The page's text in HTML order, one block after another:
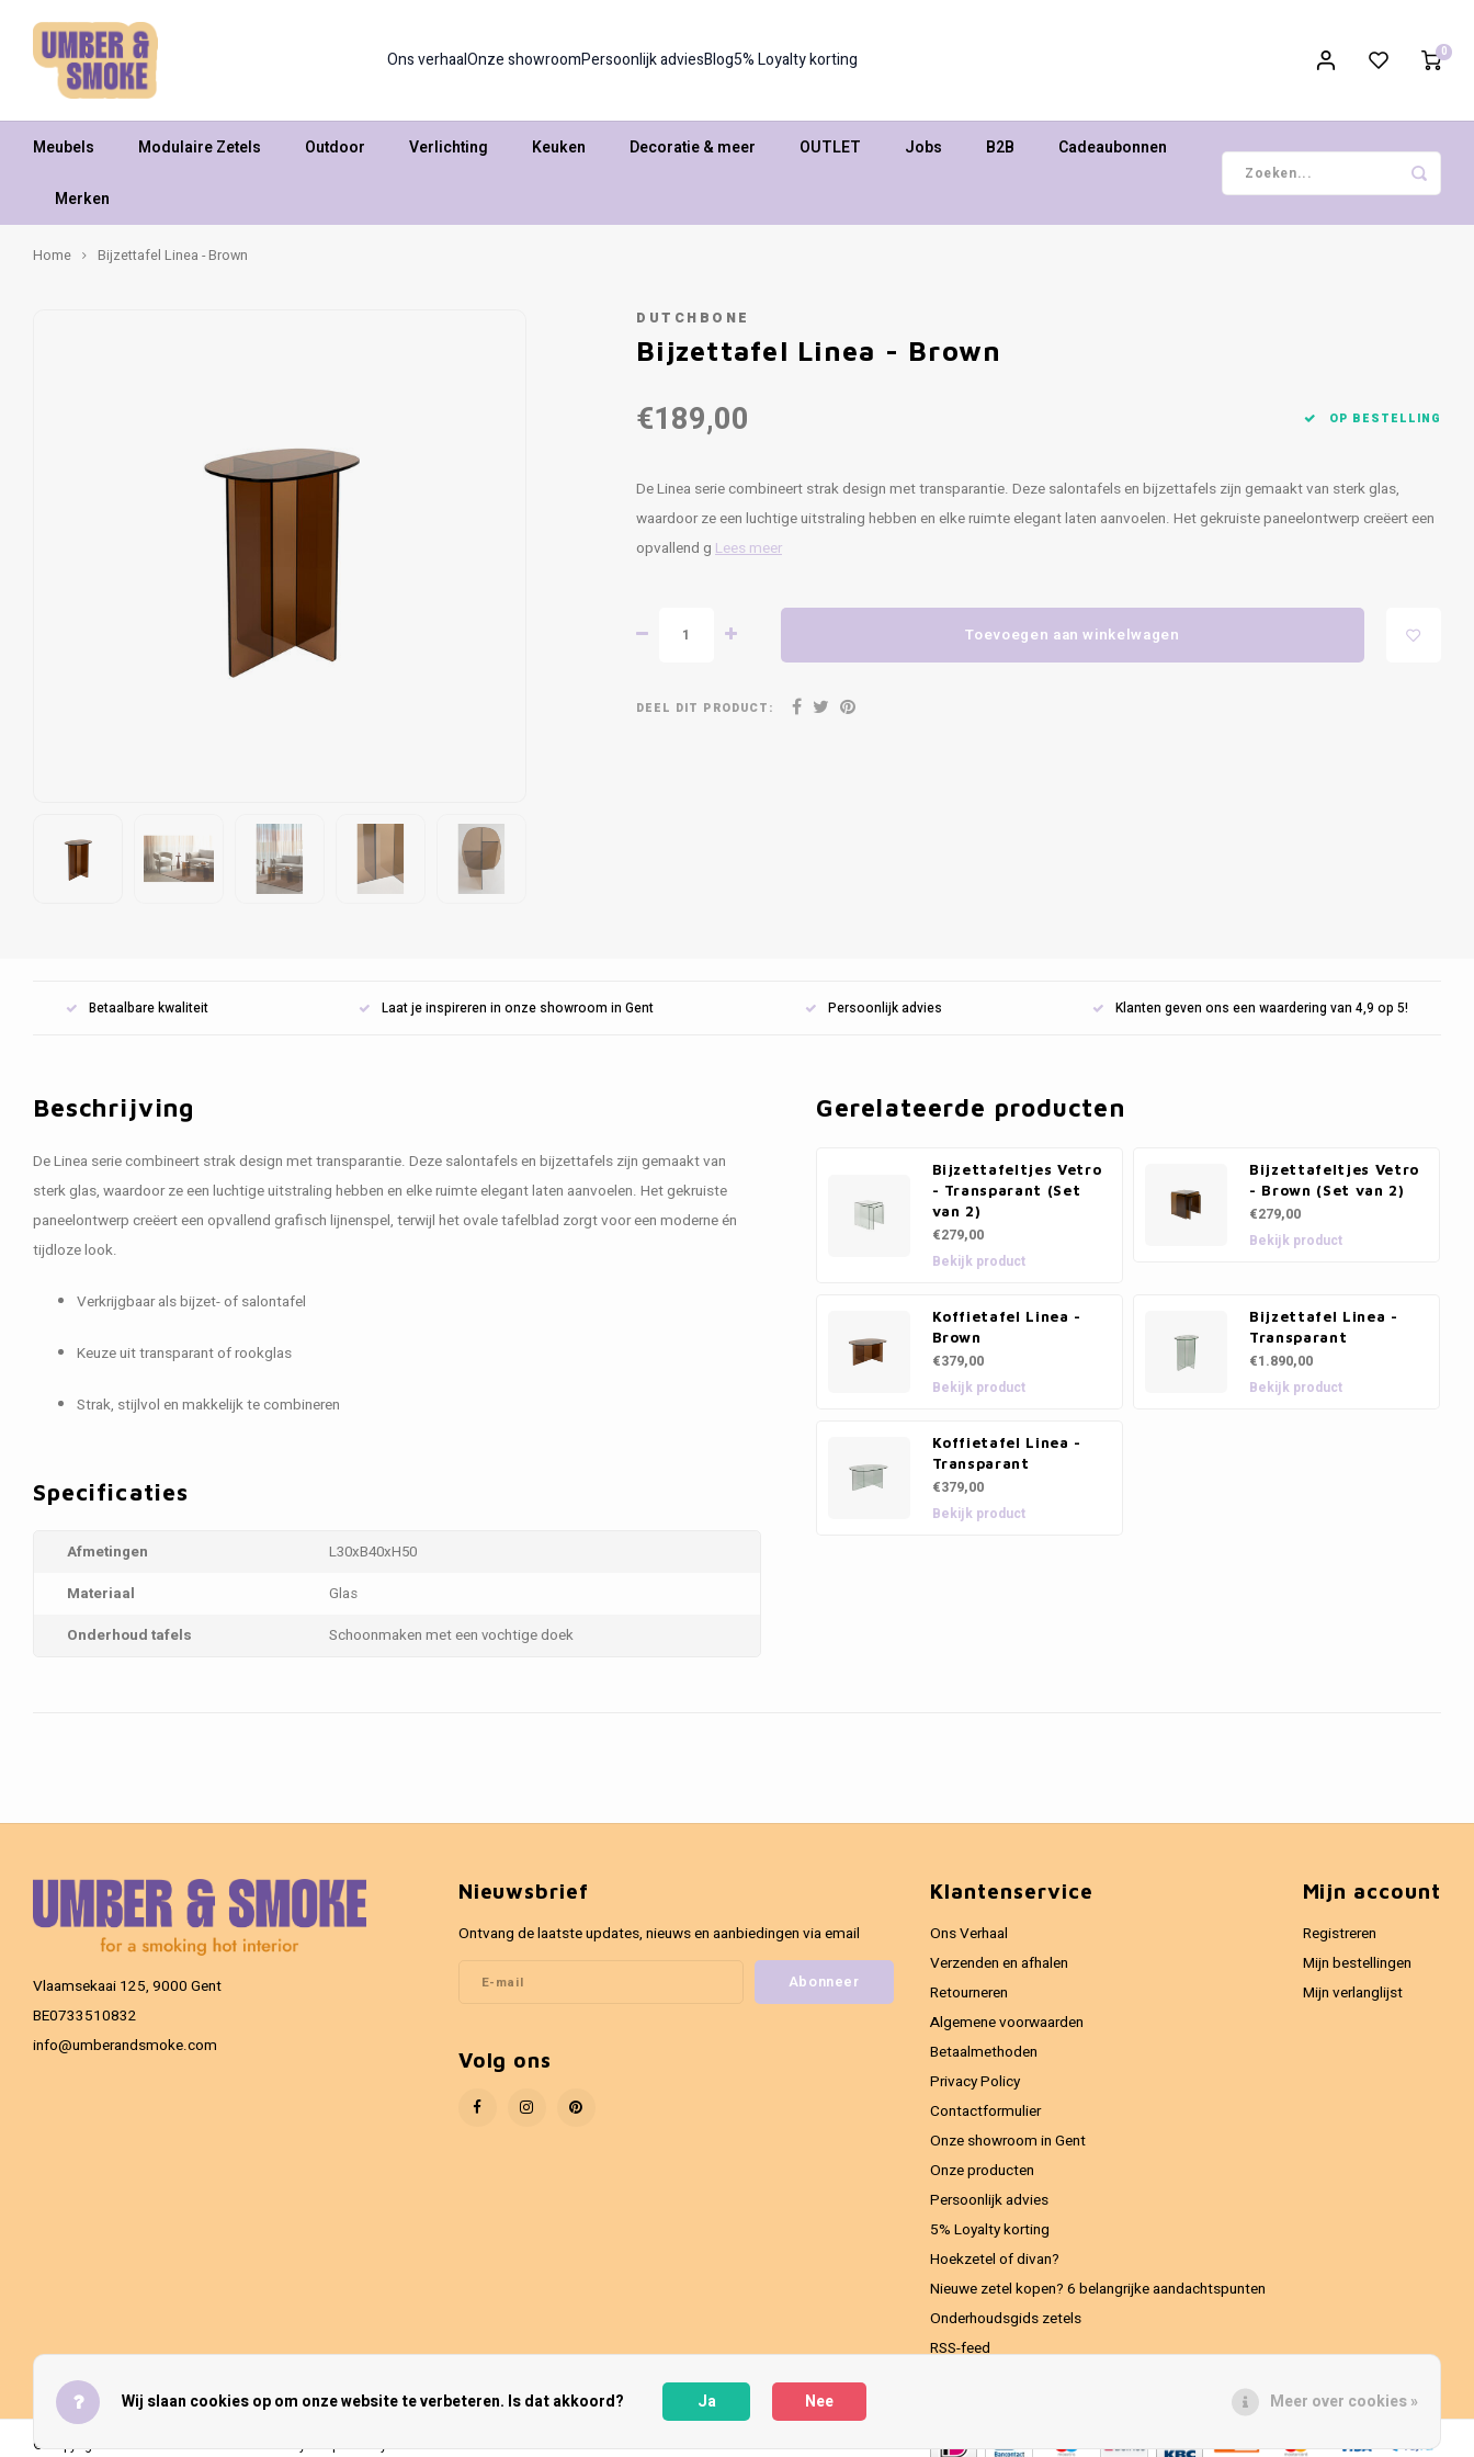
Ons verhaalOnze showroomPersoonlijk adviesBlog5% Loyalty korting 0
Meubels Modulaire Zetels Outdoor Verlichting Keuken Decoratie & meer OUTLET Jobs B2B Cadeaubonnen
Merken
Home Bijzettafel Linea - Brown
DUTCHBONE
Bijzettafel Linea - Brown
€189,00 OP BESTELLING
De Linea serie combineert strak design met transparantie. Deze salontafels en bijzettafels zijn gemaakt van sterk glas,
waardoor ze een luchtige uitstraling hebben en elke ruimte elegant laten aanvoelen. Het gekruiste paneelontwerp creëert een
opvallend g Lees meer
Toevoegen aan winkelwagen
DEEL DIT PRODUCT:
Betaalbare kwaliteit Laat je inspireren in onze showroom in Gent Persoonlijk advies Klanten geven ons een waardering van 4,9 op 5!
Beschrijving
De Linea serie combineert strak design met transparantie. Deze salontafels en bijzettafels zijn gemaakt van
sterk glas, waardoor ze een luchtige uitstraling hebben en elke ruimte elegant laten aanvoelen. Het gekruiste
paneelontwerp creëert een opvallend grafisch lijnenspel, terwijl het ovale tafelblad zorgt voor een moderne én
tijdloze look.
Verkrijgbaar als bijzet- of salontafel
Keuze uit transparant of rookglas
Strak, stijlvol en makkelijk te combineren
Specificaties
Afmetingen
L30xB40xH50
Materiaal
Glas
Onderhoud tafels
Schoonmaken met een vochtige doek
Gerelateerde producten
Bijzettafeltjes Vetro
- Transparant (Set
van 2)
€279,00
Bekijk product
Bijzettafeltjes Vetro
- Brown (Set van 2)
€279,00
Bekijk product
Koffietafel Linea -
Brown
€379,00
Bekijk product
Bijzettafel Linea -
Transparant
€1.890,00
Bekijk product
Koffietafel Linea -
Transparant
€379,00
Bekijk product
Vlaamsekaai 125, 9000 Gent
BE0733510832
info@umberandsmoke.com
Nieuwsbrief
Ontvang de laatste updates, nieuws en aanbiedingen via email
Abonneer
Volg ons
Klantenservice
Ons Verhaal
Verzenden en afhalen
Retourneren
Algemene voorwaarden
Betaalmethoden
Privacy Policy
Contactformulier
Onze showroom in Gent
Onze producten
Persoonlijk advies
5% Loyalty korting
Hoekzetel of divan?
Nieuwe zetel kopen? 6 belangrijke aandachtspunten
Onderhoudsgids zetels
RSS-feed
Mijn account
Registreren
Mijn bestellingen
Mijn verlanglijst
© Copyright 2026 Umber & Smoke - Theme byShopmonkey
Wij slaan cookies op om onze website te verbeteren. Is dat akkoord? Ja Nee Meer over cookies »